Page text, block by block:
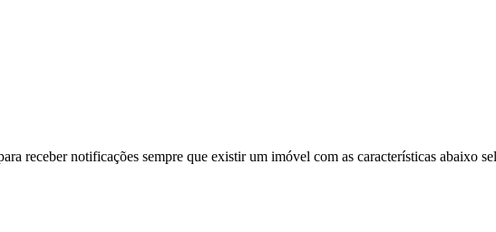
receber notificações sempre que existir um imóvel com as características abaixo